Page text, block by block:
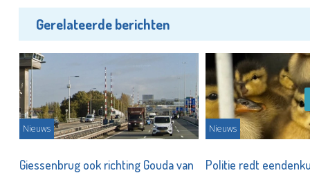
Gerelateerde berichten
Nieuws
Giessenbrug ook richting Gouda van
Nieuws
Politie redt